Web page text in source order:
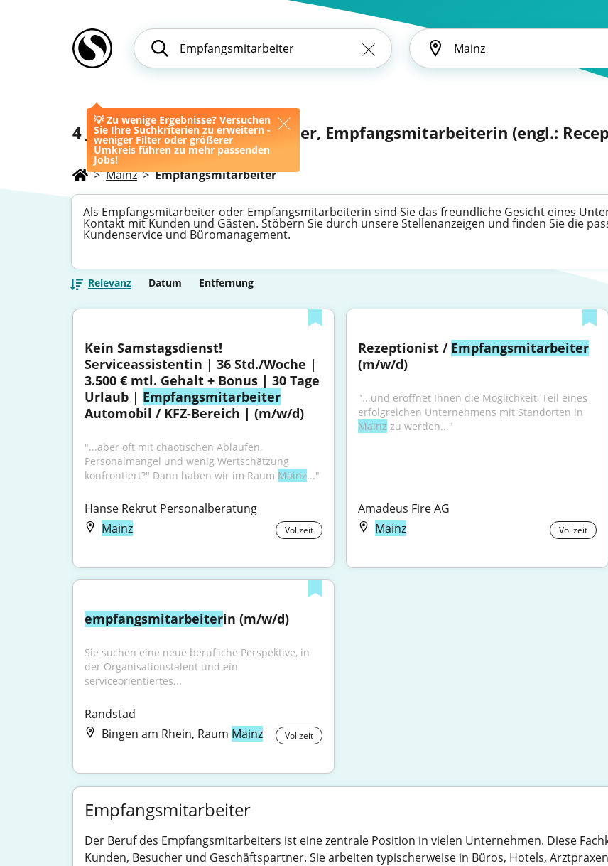
💡 Zu wenige Ergebnisse? Versuchen
Sie Ihre Suchkriterien zu erweitern -
weniger Filter oder größerer
Umkreis führen zu mehr passenden
Jobs!
4 Jobs als Empfangsmitarbeiter, Empfangsmitarbeiterin (engl.:
> Mainz > Empfangsmitarbeiter
Als Empfangsmitarbeiter oder Empfangsmitarbeiterin sind Sie das freundliche Gesicht eines
Kontakt mit Kunden und Gästen. Stöbern Sie durch unsere Stellenanzeigen und finden Sie die
Kundenservice und Büromanagement.
Relevanz Datum Entfernung
Kein Samstagsdienst!
Serviceassistentin | 36 Std./Woche |
3.500 € mtl. Gehalt + Bonus | 30 Tage
Urlaub | Empfangsmitarbeiter
Automobil / KFZ-Bereich | (m/w/d)
"...aber oft mit chaotischen Abläufen,
Personalmangel und wenig Wertschätzung
konfrontiert?" Dann haben wir im Raum Mainz..."
Hanse Rekrut Personalberatung
Mainz
Vollzeit
Rezeptionist / Empfangsmitarbeiter
(m/w/d)
"...und eröffnet Ihnen die Möglichkeit, Teil eines
Mainz zu werden..."
Amadeus Fire AG
Mainz
Vollzeit
empfangsmitarbeiterin (m/w/d)
Sie suchen eine neue berufliche Perspektive, in
der Organisationstalent und ein
serviceorientiertes...
Randstad
Bingen am Rhein, Raum Mainz Vollzeit
Empfangsmitarbeiter
Der Beruf des Empfangsmitarbeiters ist eine zentrale Position in vielen Unternehmen. Diese
Kunden, Besucher und Geschäftspartner. Sie arbeiten typischerweise in Büros, Hotels,